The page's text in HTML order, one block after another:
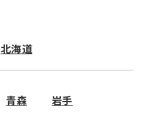
北海道
青森 岩手